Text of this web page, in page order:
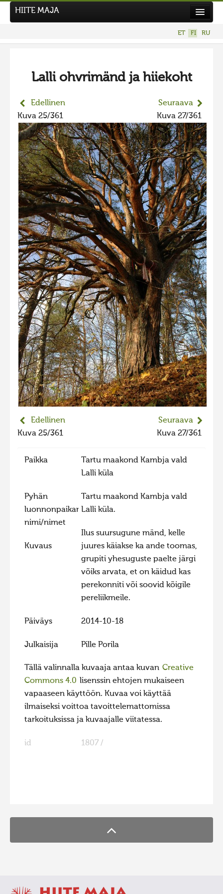
Hiite kuvavõistlus 2026
Hiisien kuvakilpailu 2025
2025 kuvakilpailu lisä
Liikuvad kuvad 2025
Hiisien kuvakilpailu 2024
2024 kuvakilpailu lisä
Liikkuvat kuvat 2024
Hiisien kuvakilpailu 2023
2023 kuvakilpailu lisä
Liikkuvat kuvat 2023
Hiite kuvavõistlus 2022
Hiite kuvavõistlus 2022 lisa
Liikkuvat kuvat 2022
Hiite kuvavõistlus 2021
Liikkuvat kuvat 2021
Hiite kuvavõistlus 2020
Liikkuvat kuvat 2020
Hiite kuvavõistlus 2019
Hiite kuvavõistlus 2018
Hiite kuvavõistlus 2015
Hiite kuvavõistlus 2013
Hiite kuvavõistlus 2012
Hiite kuvavõistlus 2011
Hiite kuvavõistlus 2010
Hiite kuvavõistlus 2008
HIITE MAJA
ET FI RU
Lalli ohvrimänd ja hiiekoht
Edellinen
Kuva 25/361
Seuraava
Kuva 27/361
Edellinen
Kuva 25/361
Seuraava
Kuva 27/361
Paikka
Tartu maakond Kambja vald
Lalli küla
Pyhän
luonnonpaikan
nimi/nimet
Tartu maakond Kambja vald
Lalli küla.
Kuvaus
Ilus suursugune mänd, kelle
juures käiakse ka ande toomas,
grupiti yhesuguste paelte järgi
võiks arvata, et on käidud kas
perekonniti või soovid kõigile
pereliikmeile.
Päiväys 2014-10-18
Julkaisija Pille Porila
Tällä valinnalla kuvaaja antaa kuvan Creative
Commons 4.0 lisenssin ehtojen mukaiseen
vapaaseen käyttöön. Kuvaa voi käyttää
ilmaiseksi voittoa tavoittelemattomissa
tarkoituksissa ja kuvaajalle viitatessa.
id 1807 /